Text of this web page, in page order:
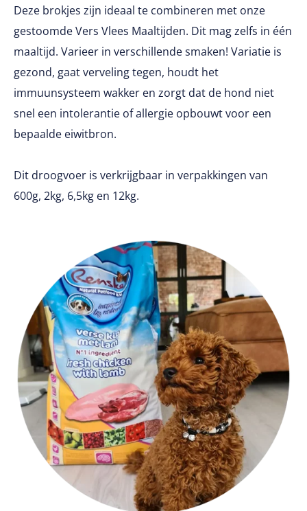
Deze brokjes zijn ideaal te combineren met onze
gestoomde Vers Vlees Maaltijden. Dit mag zelfs in één
maaltijd. Varieer in verschillende smaken! Variatie is
gezond, gaat verveling tegen, houdt het
immuunsysteem wakker en zorgt dat de hond niet
snel een intolerantie of allergie opbouwt voor een
bepaalde eiwitbron.
Dit droogvoer is verkrijgbaar in verpakkingen van
600g, 2kg, 6,5kg en 12kg.